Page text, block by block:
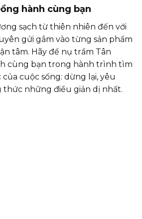
hành cùng bạn
sạch từ thiên nhiên đến với
gửi gắm vào từng sản phẩm
tâm. Hãy để nụ trầm Tân
cùng bạn trong hành trình tìm
cuộc sống: dừng lại, yêu
những điều giản dị nhất.